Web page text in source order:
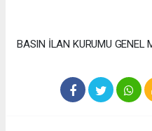
BASIN İLAN KURUMU GENEL